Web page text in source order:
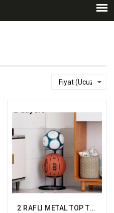
2 RAFLI METAL TOP TUTUCU